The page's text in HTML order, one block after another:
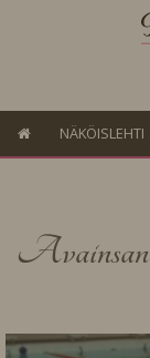
NÄKÖISLEHTI